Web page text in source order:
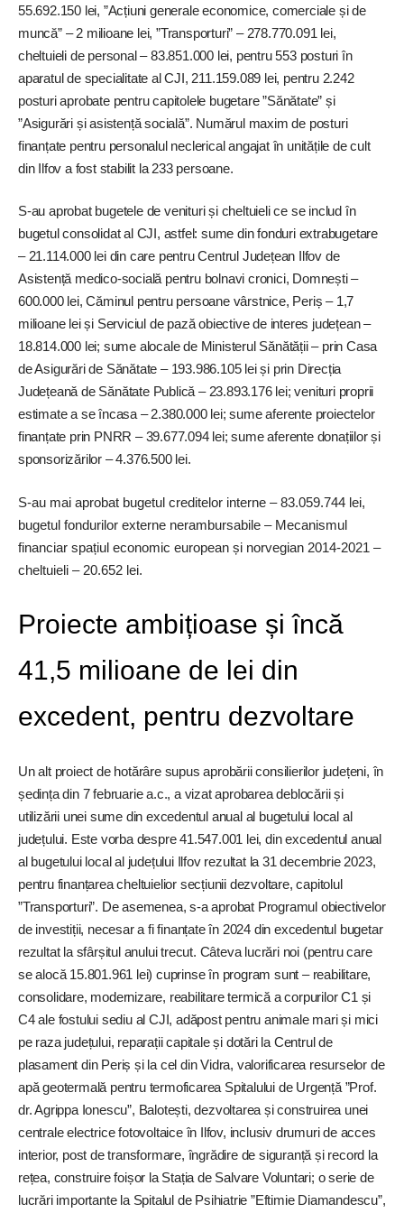
55.692.150 lei, ”Acțiuni generale economice, comerciale și de
muncă” – 2 milioane lei, ”Transporturi” – 278.770.091 lei,
cheltuieli de personal – 83.851.000 lei, pentru 553 posturi în
aparatul de specialitate al CJI, 211.159.089 lei, pentru 2.242
posturi aprobate pentru capitolele bugetare ”Sănătate” și
”Asigurări și asistență socială”. Numărul maxim de posturi
finanțate pentru personalul neclerical angajat în unitățile de cult
din Ilfov a fost stabilit la 233 persoane.
S-au aprobat bugetele de venituri și cheltuieli ce se includ în
bugetul consolidat al CJI, astfel: sume din fonduri extrabugetare
– 21.114.000 lei din care pentru Centrul Județean Ilfov de
Asistență medico-socială pentru bolnavi cronici, Domnești –
600.000 lei, Căminul pentru persoane vârstnice, Periș – 1,7
milioane lei și Serviciul de pază obiective de interes județean –
18.814.000 lei; sume alocale de Ministerul Sănătății – prin Casa
de Asigurări de Sănătate – 193.986.105 lei și prin Direcția
Județeană de Sănătate Publică – 23.893.176 lei; venituri proprii
estimate a se încasa – 2.380.000 lei; sume aferente proiectelor
finanțate prin PNRR – 39.677.094 lei; sume aferente donațiilor și
sponsorizărilor – 4.376.500 lei.
S-au mai aprobat bugetul creditelor interne – 83.059.744 lei,
bugetul fondurilor externe nerambursabile – Mecanismul
financiar spațiul economic european și norvegian 2014-2021 –
cheltuieli – 20.652 lei.
Proiecte ambițioase și încă
41,5 milioane de lei din
excedent, pentru dezvoltare
Un alt proiect de hotărâre supus aprobării consilierilor județeni, în
ședința din 7 februarie a.c., a vizat aprobarea deblocării și
utilizării unei sume din excedentul anual al bugetului local al
județului. Este vorba despre 41.547.001 lei, din excedentul anual
al bugetului local al județului Ilfov rezultat la 31 decembrie 2023,
pentru finanțarea cheltuielior secțiunii dezvoltare, capitolul
”Transporturi”. De asemenea, s-a aprobat Programul obiectivelor
de investiții, necesar a fi finanțate în 2024 din excedentul bugetar
rezultat la sfârșitul anului trecut. Câteva lucrări noi (pentru care
se alocă 15.801.961 lei) cuprinse în program sunt – reabilitare,
consolidare, modernizare, reabilitare termică a corpurilor C1 și
C4 ale fostului sediu al CJI, adăpost pentru animale mari și mici
pe raza județului, reparații capitale și dotări la Centrul de
plasament din Periș și la cel din Vidra, valorificarea resurselor de
apă geotermală pentru termoficarea Spitalului de Urgență ”Prof.
dr. Agrippa Ionescu”, Balotești, dezvoltarea și construirea unei
centrale electrice fotovoltaice în Ilfov, inclusiv drumuri de acces
interior, post de transformare, îngrădire de siguranță și record la
rețea, construire foișor la Stația de Salvare Voluntari; o serie de
lucrări importante la Spitalul de Psihiatrie ”Eftimie Diamandescu”,